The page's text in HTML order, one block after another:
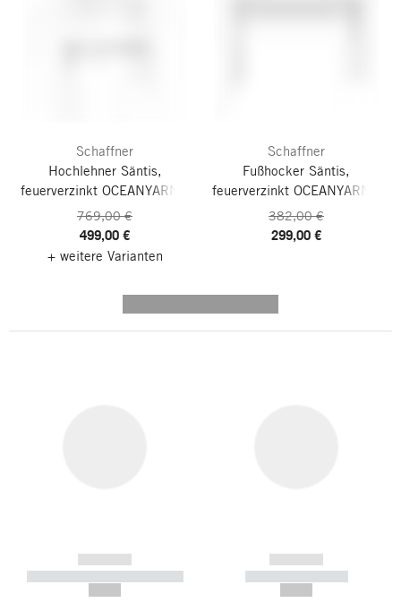
Schaffner
Hochlehner Säntis,
feuerverzinktOCEANYARN®
769,00 €
499,00 €
+ weitere Varianten
Schaffner
Fußhocker Säntis,
feuerverzinktOCEANYARN®
382,00 €
299,00 €
------------
----------- ----------- -----------
------------
----------- -----------